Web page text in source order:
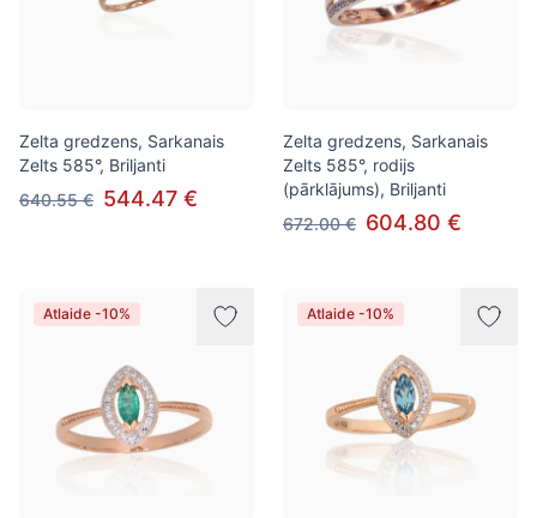
Zelta gredzens, Sarkanais
Zelts 585°, Briljanti
640.55 € 544.47 €
Zelta gredzens, Sarkanais
Zelts 585°, rodijs
(pārklājums), Briljanti
672.00 € 604.80 €
Atlaide -10% Atlaide -10%